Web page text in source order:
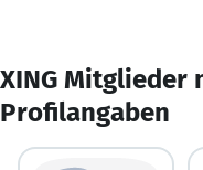
XING Mitglieder
Profilangaben